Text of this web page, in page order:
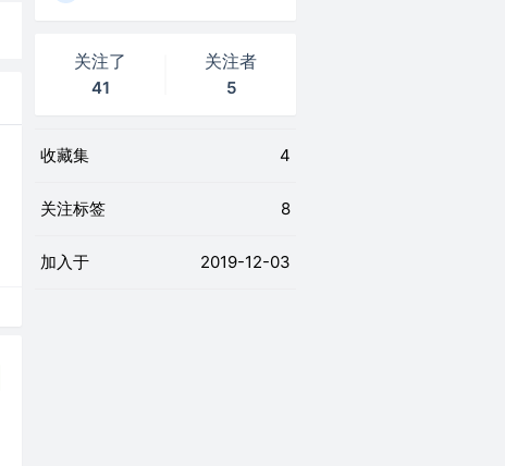
关注了
41
关注者
5
收藏集 4
关注标签 8
加入于 2019-12-03